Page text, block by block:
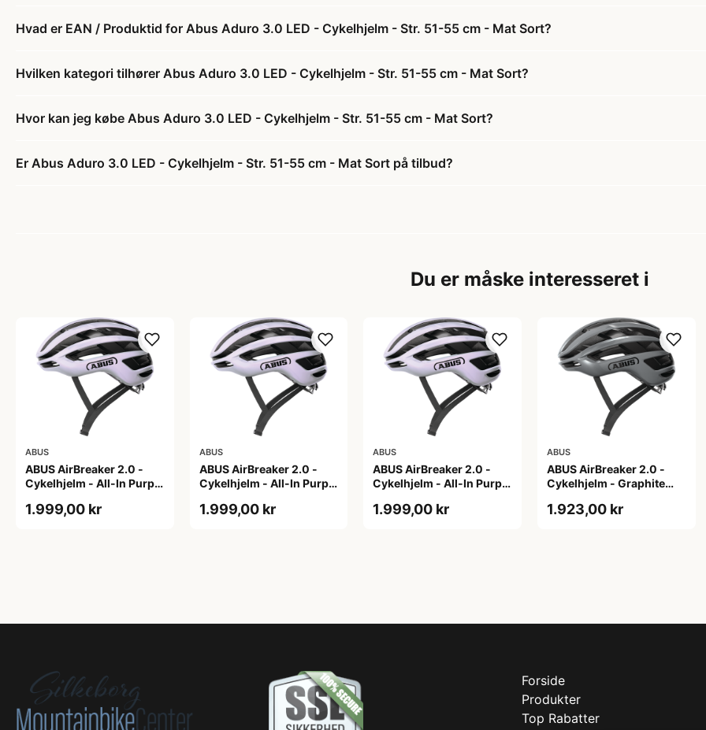
Hvad er EAN / Produktid for Abus Aduro 3.0 LED - Cykelhjelm - Str. 51-55 cm - Mat Sort?
Hvilken kategori tilhører Abus Aduro 3.0 LED - Cykelhjelm - Str. 51-55 cm - Mat Sort?
Hvor kan jeg købe Abus Aduro 3.0 LED - Cykelhjelm - Str. 51-55 cm - Mat Sort?
Er Abus Aduro 3.0 LED - Cykelhjelm - Str. 51-55 cm - Mat Sort på tilbud?
Du er måske interesseret i
ABUS
ABUS AirBreaker 2.0 -
Cykelhjelm - All-In Purple
1.999,00 kr
ABUS
ABUS AirBreaker 2.0 -
Cykelhjelm - All-In Purple
1.999,00 kr
ABUS
ABUS AirBreaker 2.0 -
Cykelhjelm - All-In Purple
1.999,00 kr
ABUS
ABUS AirBreaker 2.0 -
Cykelhjelm - Graphite
1.923,00 kr
Forside
Produkter
Top Rabatter